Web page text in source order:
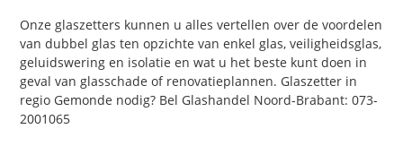
Onze glaszetters kunnen u alles vertellen over de voordelen
van dubbel glas ten opzichte van enkel glas, veiligheidsglas,
geluidswering en isolatie en wat u het beste kunt doen in
geval van glasschade of renovatieplannen. Glaszetter in
regio Gemonde nodig? Bel Glashandel Noord-Brabant: 073-
2001065